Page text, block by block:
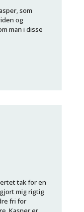
som
og
man i disse
tak for en
mig rigtig
fri for